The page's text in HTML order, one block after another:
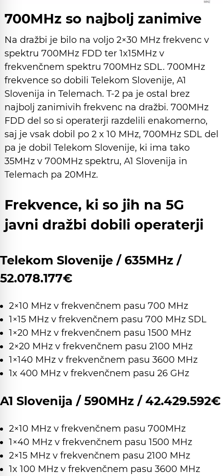
700MHz so najbolj zanimive
Na dražbi je bilo na voljo 2×30 MHz frekvenc v
spektru 700MHz FDD ter 1x15MHz v
frekvenčnem spektru 700MHz SDL. 700MHz
frekvence so dobili Telekom Slovenije, A1
Slovenija in Telemach. T-2 pa je ostal brez
najbolj zanimivih frekvenc na dražbi. 700MHz
FDD del so si operaterji razdelili enakomerno,
saj je vsak dobil po 2 x 10 MHz, 700MHz SDL del
pa je dobil Telekom Slovenije, ki ima tako
35MHz v 700MHz spektru, A1 Slovenija in
Telemach pa 20MHz.
Frekvence, ki so jih na 5G
javni dražbi dobili operaterji
Telekom Slovenije / 635MHz /
52.078.177€
2×10 MHz v frekvenčnem pasu 700 MHz
1×15 MHz v frekvenčnem pasu 700 MHz SDL
1×20 MHz v frekvenčnem pasu 1500 MHz
2×20 MHz v frekvenčnem pasu 2100 MHz
1×140 MHz v frekvenčnem pasu 3600 MHz
1x 400 MHz v frekvenčnem pasu 26 GHz
A1 Slovenija / 590MHz / 42.429.592€
2×10 MHz v frekvenčnem pasu 700MHz
1×40 MHz v frekvenčnem pasu 1500 MHz
2×15 MHz v frekvenčnem pasu 2100 MHz
1x 100 MHz v frekvenčnem pasu 3600 MHz